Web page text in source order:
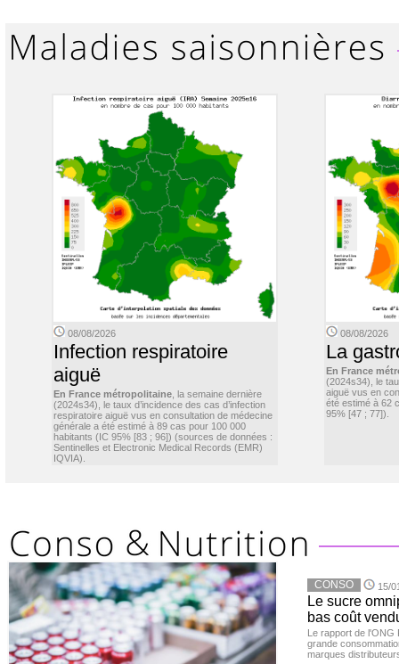
08/08/2026
Infection respiratoire
aiguë
En France métropolitaine , la semaine dernière
(2024s34), le taux d’incidence des cas d’infection
respiratoire aiguë vus en consultation de médecine
générale a été estimé à 89 cas pour 100 000
habitants (IC 95% [83 ; 96]) (sources de données :
Sentinelles et Electronic Medical Records (EMR)
IQVIA).
08/08/2026
La
En France
(2024s34), le
aiguë vus en
été estimé à 62
95% [47 ; 77]).
CONSO 15/
Le sucre
bas coût
Le rapport de l'ONG
grande
marques